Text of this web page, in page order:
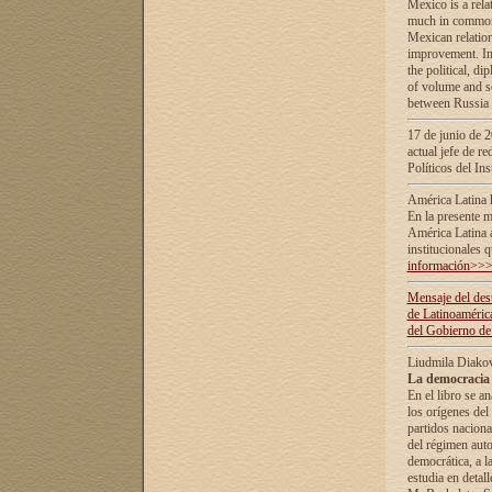
Mexico is a
much in
Mexican
improvement.
the political,
of volume and
between
17 de junio de
actual jefe de
Políticos del
América Latina
En la presente
América Latina
institucionales
información>>>
Mensaje del
de
del Gobierno
Liudmila
La
En el libro se
los orígenes
partidos
del régimen
democrática, а
estudia en